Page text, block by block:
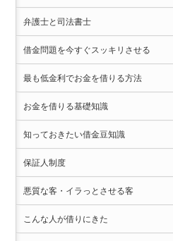
弁護士と司法書士
借金問題を今すぐスッキリさせる
最も低金利でお金を借りる方法
お金を借りる基礎知識
知っておきたい借金豆知識
保証人制度
悪質な客・イラっとさせる客
こんな人が借りにきた